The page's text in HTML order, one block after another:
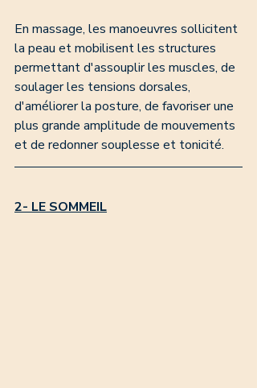
En massage, les manoeuvres sollicitent
la peau et mobilisent les structures
permettant d'assouplir les muscles, de
soulager les tensions dorsales,
d'améliorer la posture, de favoriser une
plus grande amplitude de mouvements
et de redonner souplesse et tonicité.
2- LE SOMMEIL